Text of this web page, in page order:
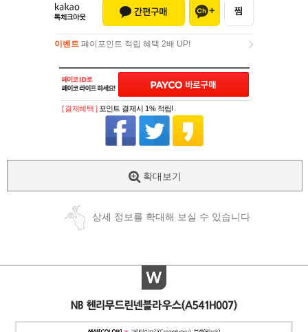
이벤트 페이포인트 적립 혜택 2배 UP!
[ 결제혜택 ] 포인트 결제시 1% 적립!
확대보기
상세 정보를 확대해 보실 수 있습니다